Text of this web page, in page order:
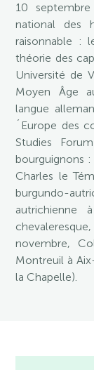
10
national des
raisonnable :
théorie des
Université de
Moyen Âge
langue
´Europe des
Studies
bourguignons
Charles le
burgundo-
autrichienne
novembre,
Montreuil à
la Chapelle).